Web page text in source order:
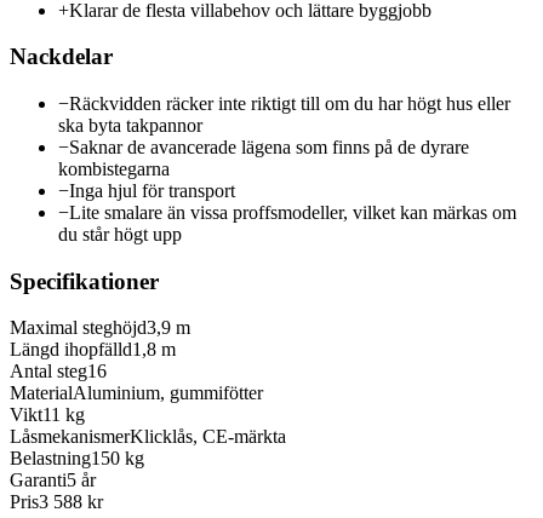
+Klarar de flesta villabehov och lättare byggjobb
Nackdelar
−Räckvidden räcker inte riktigt till om du har högt hus eller
ska byta takpannor
−Saknar de avancerade lägena som finns på de dyrare
kombistegarna
−Inga hjul för transport
−Lite smalare än vissa proffsmodeller, vilket kan märkas om
du står högt upp
Specifikationer
Maximal steghöjd3,9 m
Längd ihopfälld1,8 m
Antal steg16
MaterialAluminium, gummifötter
Vikt11 kg
LåsmekanismerKlicklås, CE-märkta
Belastning150 kg
Garanti5 år
Pris3 588 kr